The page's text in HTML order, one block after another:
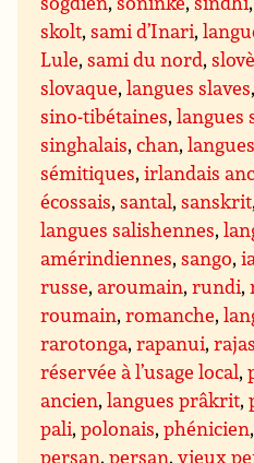
skolt,sami d’Inari,
Lule,sami du nord,
slovaque,langues slaves
sino-tibétaines,langues
singhalais,chan,
sémitiques,irlandais
écossais,santal,sanskrit
langues salishennes,
amérindiennes,sango,
russe,aroumain,rundi,
roumain,romanche,
rarotonga,rapanui,
réservée à l’usage local,
ancien,langues prâkrit,
pali,polonais,phénicien
persan,persan,vieux